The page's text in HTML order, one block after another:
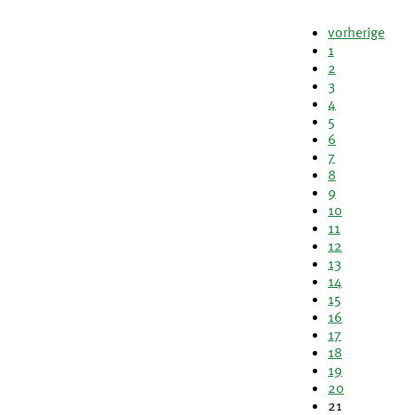
vorherige
1
2
3
4
5
6
7
8
9
10
11
12
13
14
15
16
17
18
19
20
21